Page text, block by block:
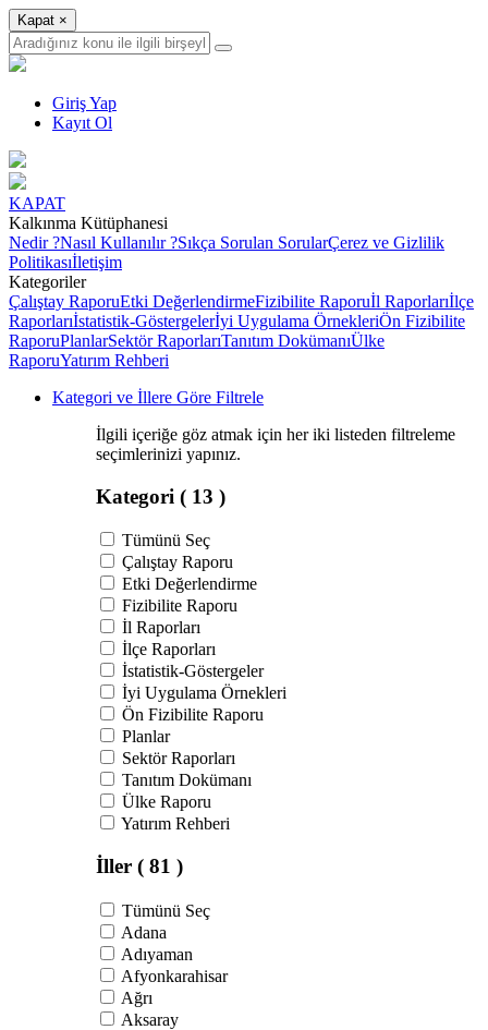
Kapat ×
Giriş Yap
Kayıt Ol
KAPAT
Kalkınma Kütüphanesi
Nedir ?Nasıl Kullanılır ?Sıkça Sorulan SorularÇerez ve Gizlilik
Politikasıİletişim
Kategoriler
Çalıştay RaporuEtki DeğerlendirmeFizibilite Raporuİl Raporlarıİlçe
Raporlarıİstatistik-Göstergelerİyi Uygulama ÖrnekleriÖn Fizibilite
RaporuPlanlarSektör RaporlarıTanıtım DokümanıÜlke
RaporuYatırım Rehberi
Kategori ve İllere Göre Filtrele
İlgili içeriğe göz atmak için her iki listeden filtreleme
seçimlerinizi yapınız.
Kategori ( 13 )
Tümünü Seç
Çalıştay Raporu
Etki Değerlendirme
Fizibilite Raporu
İl Raporları
İlçe Raporları
İstatistik-Göstergeler
İyi Uygulama Örnekleri
Ön Fizibilite Raporu
Planlar
Sektör Raporları
Tanıtım Dokümanı
Ülke Raporu
Yatırım Rehberi
İller ( 81 )
Tümünü Seç
Adana
Adıyaman
Afyonkarahisar
Ağrı
Aksaray